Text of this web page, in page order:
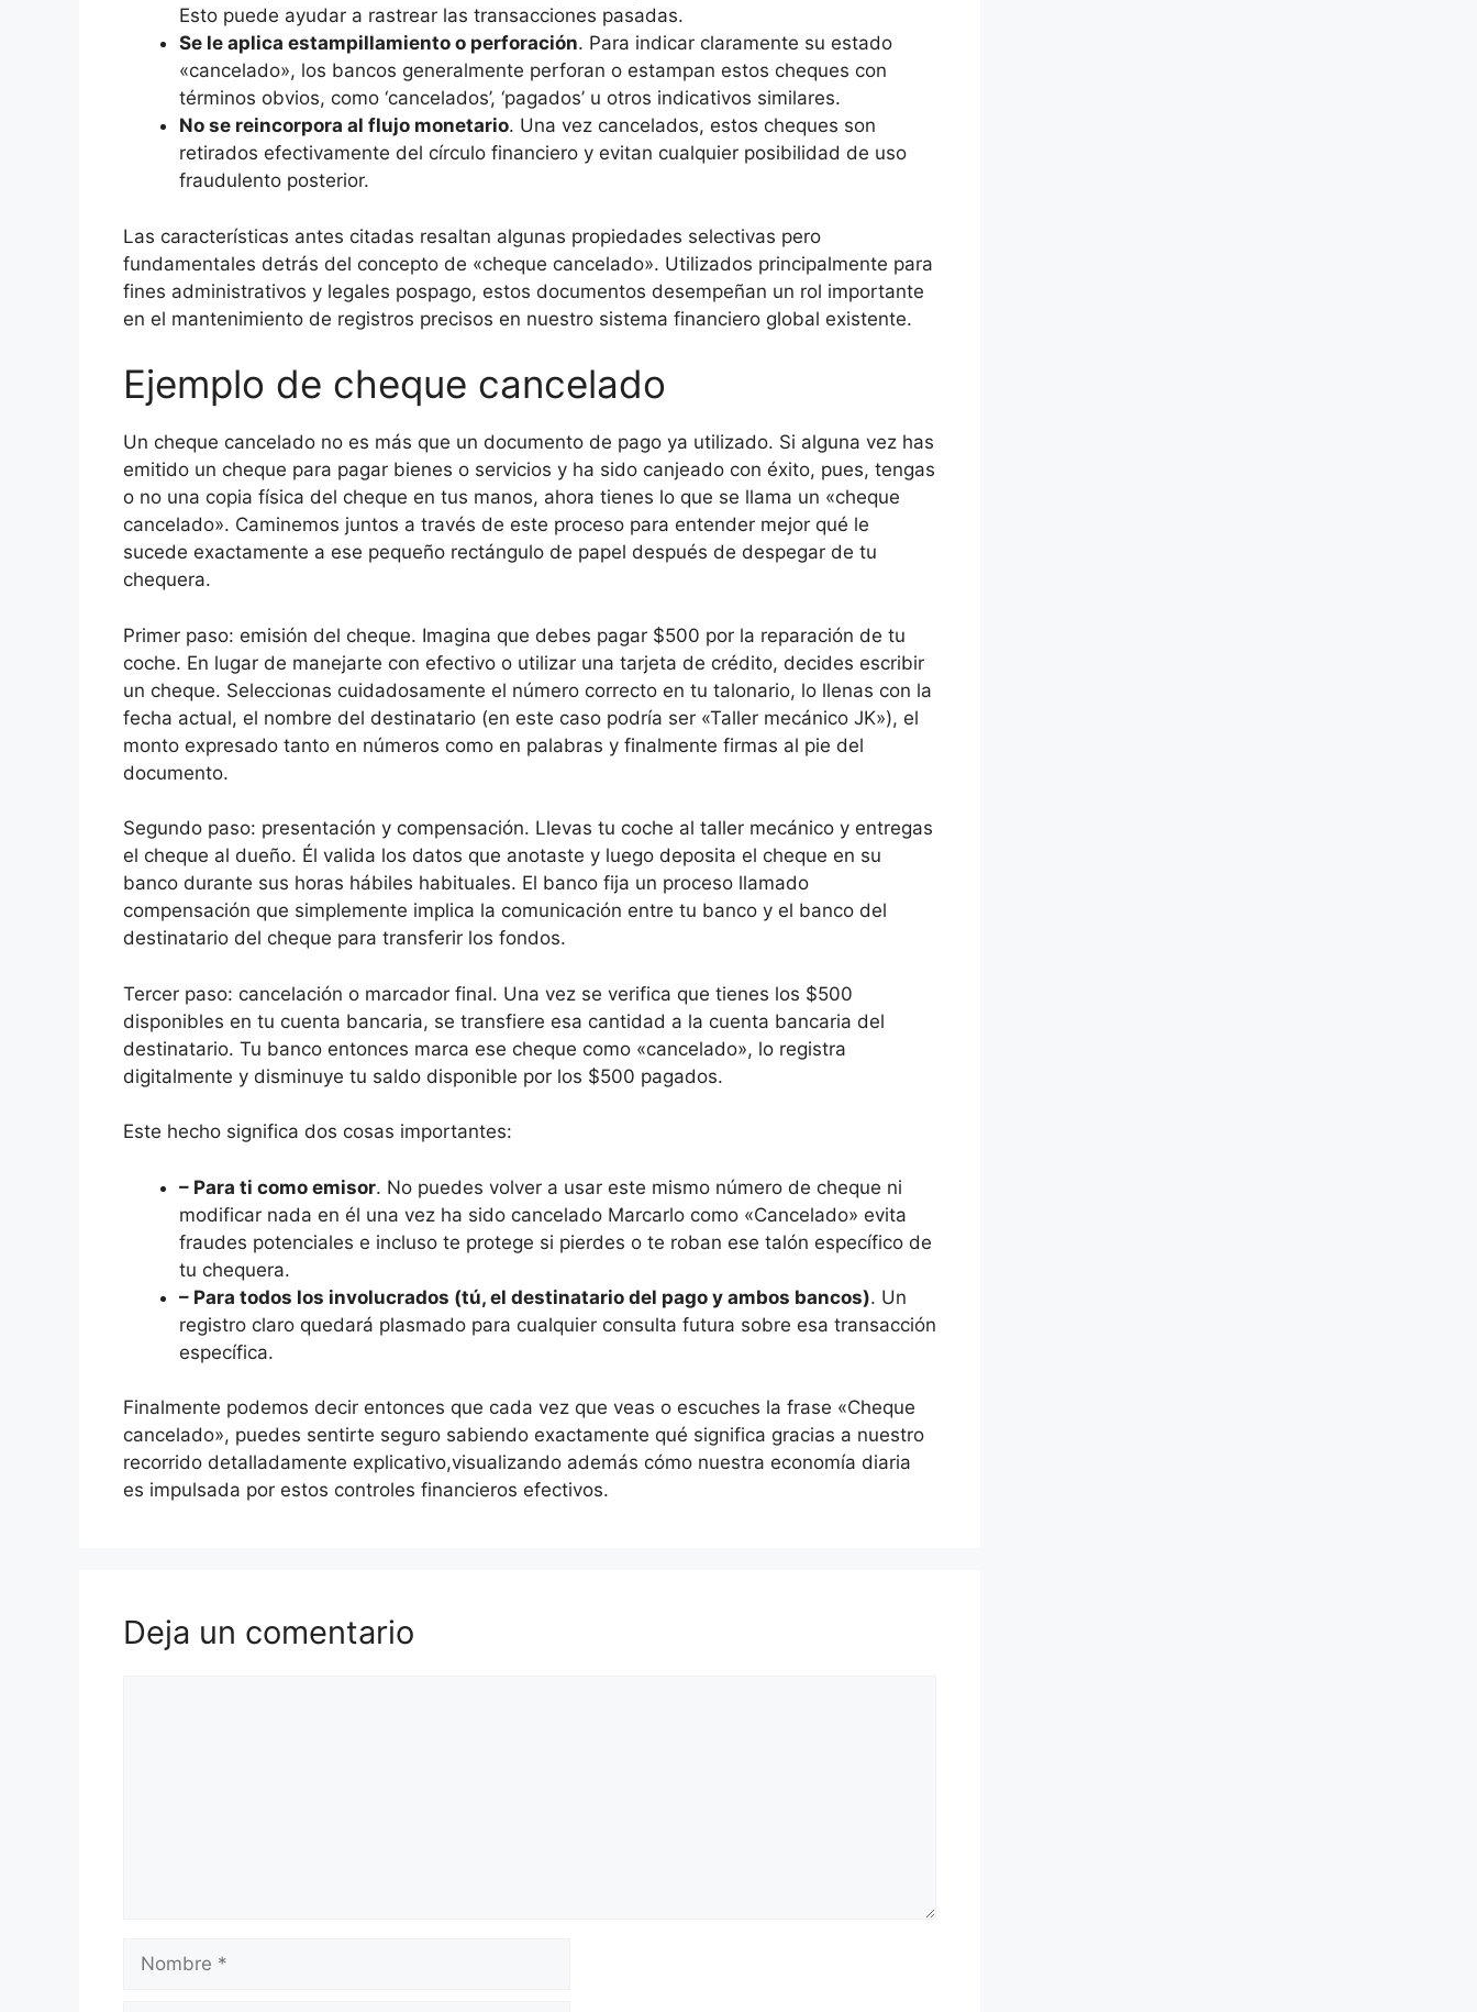
Esto puede ayudar a rastrear las transacciones pasadas.
Se le aplica estampillamiento o perforación. Para indicar claramente su estado
«cancelado», los bancos generalmente perforan o estampan estos cheques con
términos obvios, como ‘cancelados’, ‘pagados’ u otros indicativos similares.
No se reincorpora al flujo monetario. Una vez cancelados, estos cheques son
retirados efectivamente del círculo financiero y evitan cualquier posibilidad de uso
fraudulento posterior.
Las características antes citadas resaltan algunas propiedades selectivas pero
fundamentales detrás del concepto de «cheque cancelado». Utilizados principalmente para
fines administrativos y legales pospago, estos documentos desempeñan un rol importante
en el mantenimiento de registros precisos en nuestro sistema financiero global existente.
Ejemplo de cheque cancelado
Un cheque cancelado no es más que un documento de pago ya utilizado. Si alguna vez has
emitido un cheque para pagar bienes o servicios y ha sido canjeado con éxito, pues, tengas
o no una copia física del cheque en tus manos, ahora tienes lo que se llama un «cheque
cancelado». Caminemos juntos a través de este proceso para entender mejor qué le
sucede exactamente a ese pequeño rectángulo de papel después de despegar de tu
chequera.
Primer paso: emisión del cheque. Imagina que debes pagar $500 por la reparación de tu
coche. En lugar de manejarte con efectivo o utilizar una tarjeta de crédito, decides escribir
un cheque. Seleccionas cuidadosamente el número correcto en tu talonario, lo llenas con la
fecha actual, el nombre del destinatario (en este caso podría ser «Taller mecánico JK»), el
monto expresado tanto en números como en palabras y finalmente firmas al pie del
documento.
Segundo paso: presentación y compensación. Llevas tu coche al taller mecánico y entregas
el cheque al dueño. Él valida los datos que anotaste y luego deposita el cheque en su
banco durante sus horas hábiles habituales. El banco fija un proceso llamado
compensación que simplemente implica la comunicación entre tu banco y el banco del
destinatario del cheque para transferir los fondos.
Tercer paso: cancelación o marcador final. Una vez se verifica que tienes los $500
disponibles en tu cuenta bancaria, se transfiere esa cantidad a la cuenta bancaria del
destinatario. Tu banco entonces marca ese cheque como «cancelado», lo registra
digitalmente y disminuye tu saldo disponible por los $500 pagados.
Este hecho significa dos cosas importantes:
– Para ti como emisor. No puedes volver a usar este mismo número de cheque ni
modificar nada en él una vez ha sido cancelado Marcarlo como «Cancelado» evita
fraudes potenciales e incluso te protege si pierdes o te roban ese talón específico de
tu chequera.
– Para todos los involucrados (tú, el destinatario del pago y ambos bancos). Un
registro claro quedará plasmado para cualquier consulta futura sobre esa transacción
específica.
Finalmente podemos decir entonces que cada vez que veas o escuches la frase «Cheque
cancelado», puedes sentirte seguro sabiendo exactamente qué significa gracias a nuestro
recorrido detalladamente explicativo,visualizando además cómo nuestra economía diaria
es impulsada por estos controles financieros efectivos.
Deja un comentario
Nombre